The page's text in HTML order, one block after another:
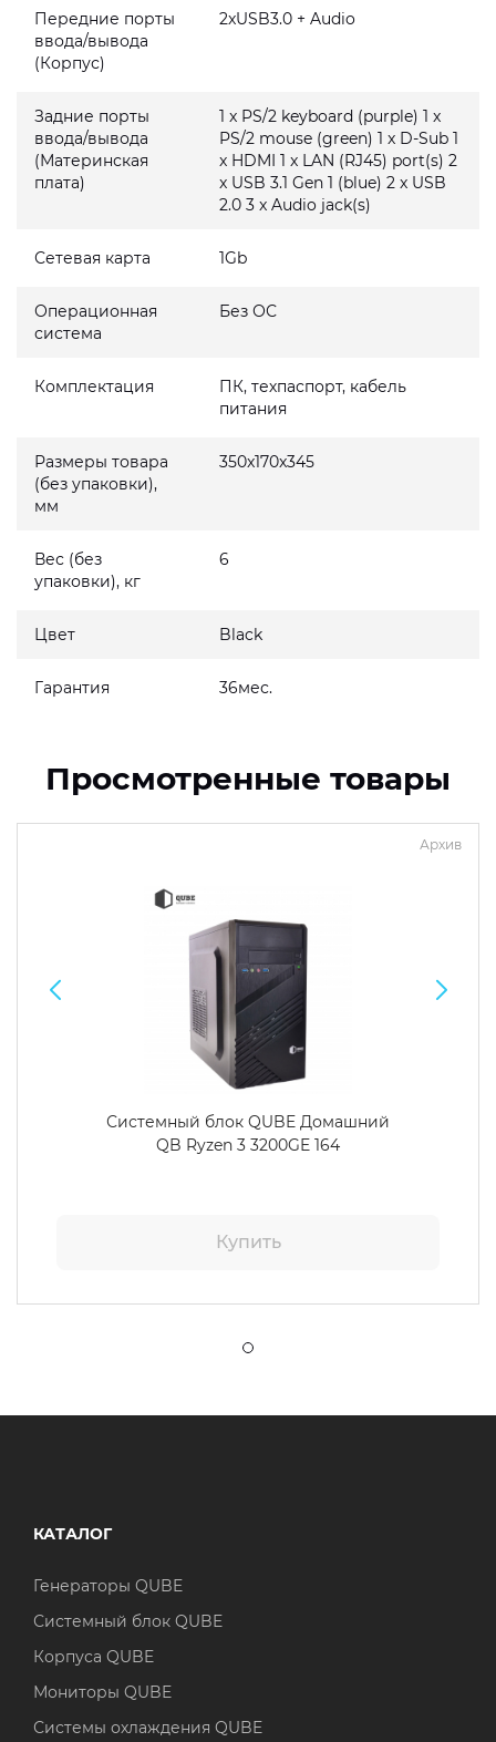
Передние порты
ввода/вывода
(Корпус)
2xUSB3.0 + Audio
Задние порты
ввода/вывода
(Материнская
плата)
1 x PS/2 keyboard (purple) 1 x
PS/2 mouse (green) 1 x D-Sub 1
x HDMI 1 x LAN (RJ45) port(s) 2
x USB 3.1 Gen 1 (blue) 2 x USB
2.0 3 x Audio jack(s)
Сетевая карта 1Gb
Операционная
система
Без ОС
Комплектация
ПК, техпаспорт, кабель
питания
Размеры товара
(без упаковки),
мм
350x170x345
Вес (без
упаковки), кг
6
Цвет Black
Гарантия 36мес.
Просмотренные товары
Архив
Системный блок QUBE Домашний
QB Ryzen 3 3200GE 164
Купить
КАТАЛОГ
Генераторы QUBE
Системный блок QUBE
Корпуса QUBE
Мониторы QUBE
Системы охлаждения QUBE